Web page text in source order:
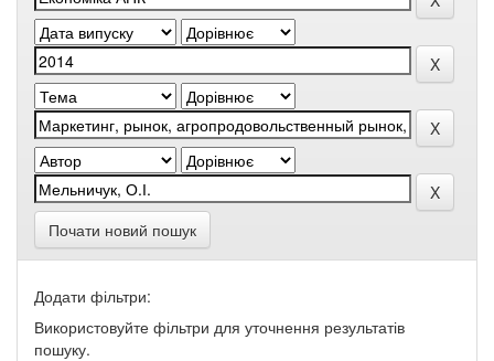
Почати новий пошук
Додати фільтри:
Використовуйте фільтри для уточнення результатів
пошуку.